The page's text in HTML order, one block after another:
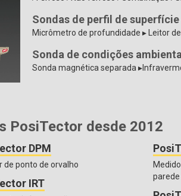
Sondas de perfil de superfície
Micrômetro de profundidade ▸ Leitor
Sonda de condições
Sonda magnética separada
PosiTector desde 2012
DPM
de ponto de orvalho
IRT
parede